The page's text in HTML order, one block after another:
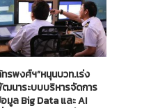
รพงศ์ฯ”หนุนบวท.เร่ง
นาระบบบริหารจัดการ
มูล Big Data และ AI